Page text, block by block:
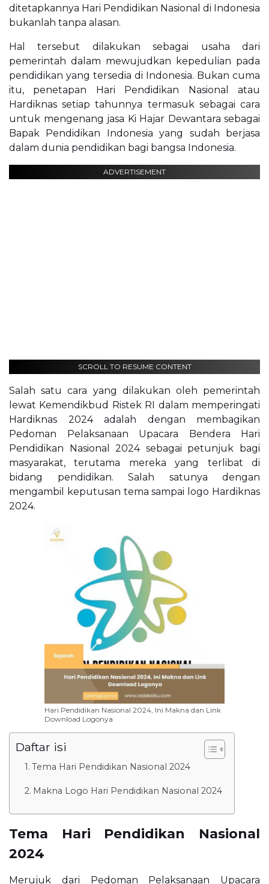
ditetapkannya Hari Pendidikan Nasional di Indonesia
bukanlah tanpa alasan.
Hal tersebut dilakukan sebagai usaha dari
pemerintah dalam mewujudkan kepedulian pada
pendidikan yang tersedia di Indonesia. Bukan cuma
itu, penetapan Hari Pendidikan Nasional atau
Hardiknas setiap tahunnya termasuk sebagai cara
untuk mengenang jasa Ki Hajar Dewantara sebagai
Bapak Pendidikan Indonesia yang sudah berjasa
dalam dunia pendidikan bagi bangsa Indonesia.
ADVERTISEMENT
SCROLL TO RESUME CONTENT
Salah satu cara yang dilakukan oleh pemerintah
lewat Kemendikbud Ristek RI dalam memperingati
Hardiknas 2024 adalah dengan membagikan
Pedoman Pelaksanaan Upacara Bendera Hari
Pendidikan Nasional 2024 sebagai petunjuk bagi
masyarakat, terutama mereka yang terlibat di
bidang pendidikan. Salah satunya dengan
mengambil keputusan tema sampai logo Hardiknas
2024.
Hari Pendidikan Nasional 2024, Ini Makna dan Link
Download Logonya
Daftar isi
Tema Hari Pendidikan Nasional 2024
Makna Logo Hari Pendidikan Nasional 2024
Tema Hari Pendidikan Nasional
2024
Merujuk dari Pedoman Pelaksanaan Upacara